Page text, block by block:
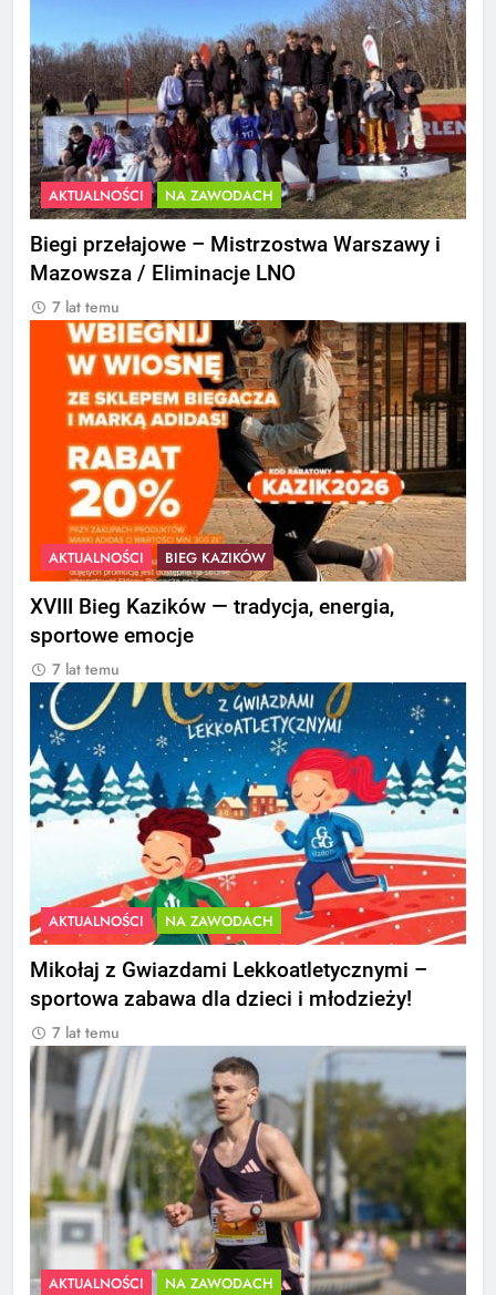
AKTUALNOŚCI NA ZAWODACH
Biegi przełajowe – Mistrzostwa Warszawy i
Mazowsza / Eliminacje LNO
7 lat temu
AKTUALNOŚCI BIEG KAZIKÓW
XVIII Bieg Kazików — tradycja, energia,
sportowe emocje
7 lat temu
AKTUALNOŚCI NA ZAWODACH
Mikołaj z Gwiazdami Lekkoatletycznymi –
sportowa zabawa dla dzieci i młodzieży!
7 lat temu
AKTUALNOŚCI NA ZAWODACH